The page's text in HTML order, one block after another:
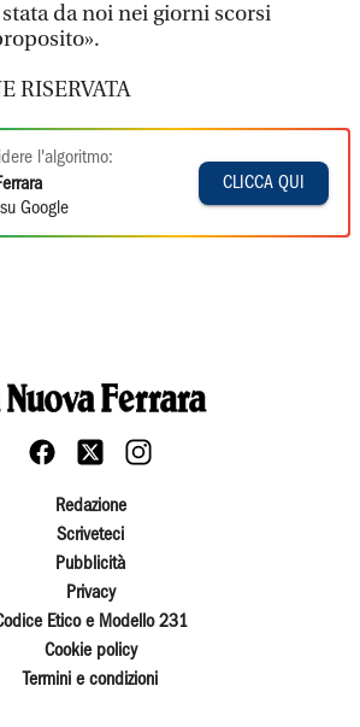
da noi nei giorni scorsi
RISERVATA
l'algoritmo:
Google
CLICCA QUI
Redazione
Scriveteci
Pubblicità
Privacy
Etico e Modello 231
Cookie policy
Termini e condizioni